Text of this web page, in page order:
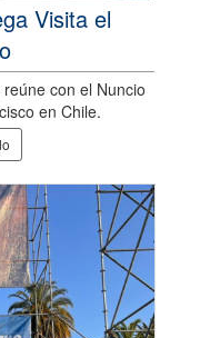
Visita el
con el Nuncio
en Chile.